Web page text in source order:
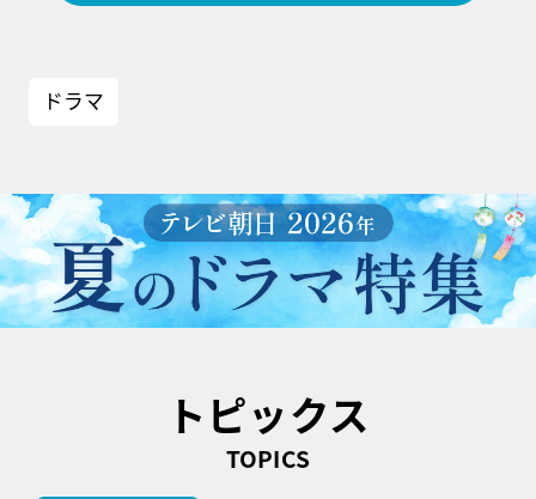
ドラマ
トピックス
TOPICS